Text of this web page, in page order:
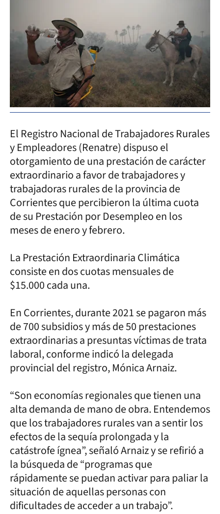
El Registro Nacional de Trabajadores Rurales
y Empleadores (Renatre) dispuso el
otorgamiento de una prestación de carácter
extraordinario a favor de trabajadores y
trabajadoras rurales de la provincia de
Corrientes que percibieron la última cuota
de su Prestación por Desempleo en los
meses de enero y febrero.
La Prestación Extraordinaria Climática
consiste en dos cuotas mensuales de
$15.000 cada una.
En Corrientes, durante 2021 se pagaron más
de 700 subsidios y más de 50 prestaciones
extraordinarias a presuntas víctimas de trata
laboral, conforme indicó la delegada
provincial del registro, Mónica Arnaiz.
“Son economías regionales que tienen una
alta demanda de mano de obra. Entendemos
que los trabajadores rurales van a sentir los
efectos de la sequía prolongada y la
catástrofe ígnea”, señaló Arnaiz y se refirió a
la búsqueda de “programas que
rápidamente se puedan activar para paliar la
situación de aquellas personas con
dificultades de acceder a un trabajo”.